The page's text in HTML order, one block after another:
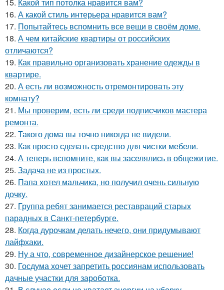
15. Какой тип потолка нравится вам?
16. А какой стиль интерьера нравится вам?
17. Попытайтесь вспомнить все вещи в своём доме.
18. А чем китайские квартиры от российских
отличаются?
19. Как правильно организовать хранение одежды в
квартире.
20. А есть ли возможность отремонтировать эту
комнату?
21. Мы проверим, есть ли среди подписчиков мастера
ремонта.
22. Такого дома вы точно никогда не видели.
23. Как просто сделать средство для чистки мебели.
24. А теперь вспомните, как вы заселялись в общежитие.
25. Задача не из простых.
26. Папа хотел мальчика, но получил очень сильную
дочку.
27. Группа ребят занимается реставраций старых
парадных в Санкт-петербурге.
28. Когда дурочкам делать нечего, они придумывают
лайфхаки.
29. Ну а что, современное дизайнерское решение!
30. Госдума хочет запретить россиянам использовать
дачные участки для зароботка.